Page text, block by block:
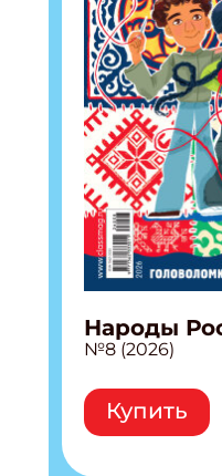
Народы
№8 (2026)
Купить